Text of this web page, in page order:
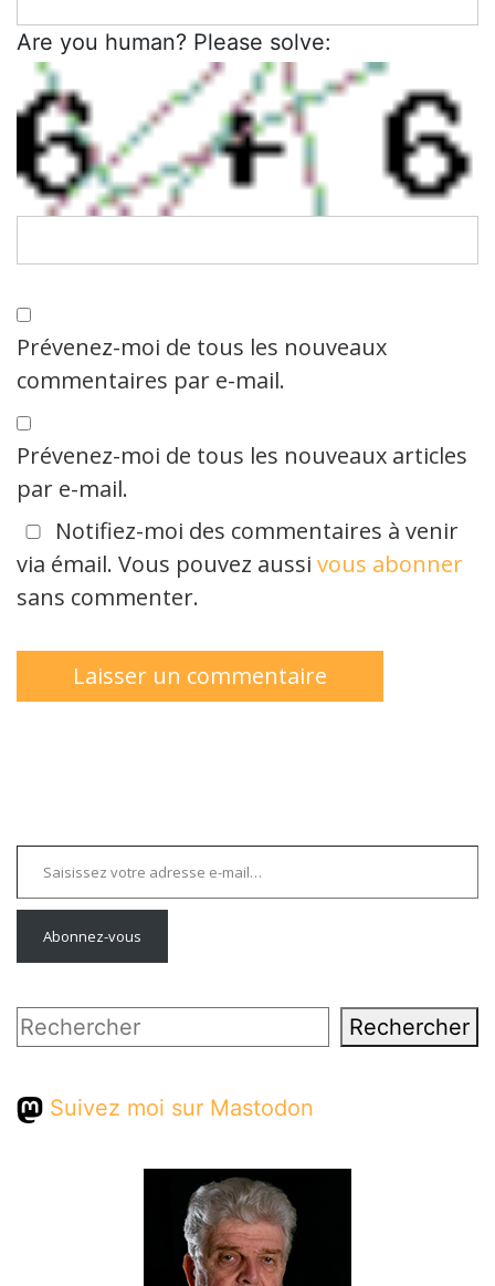
Are you human? Please solve:
Prévenez-moi de tous les nouveaux
commentaires par e-mail.
Prévenez-moi de tous les nouveaux articles
par e-mail.
Notifiez-moi des commentaires à venir
via émail. Vous pouvez aussi vous abonner
sans commenter.
Saisissez votre adresse e-mail…
Abonnez-vous
Rechercher Rechercher
Suivez moi sur Mastodon